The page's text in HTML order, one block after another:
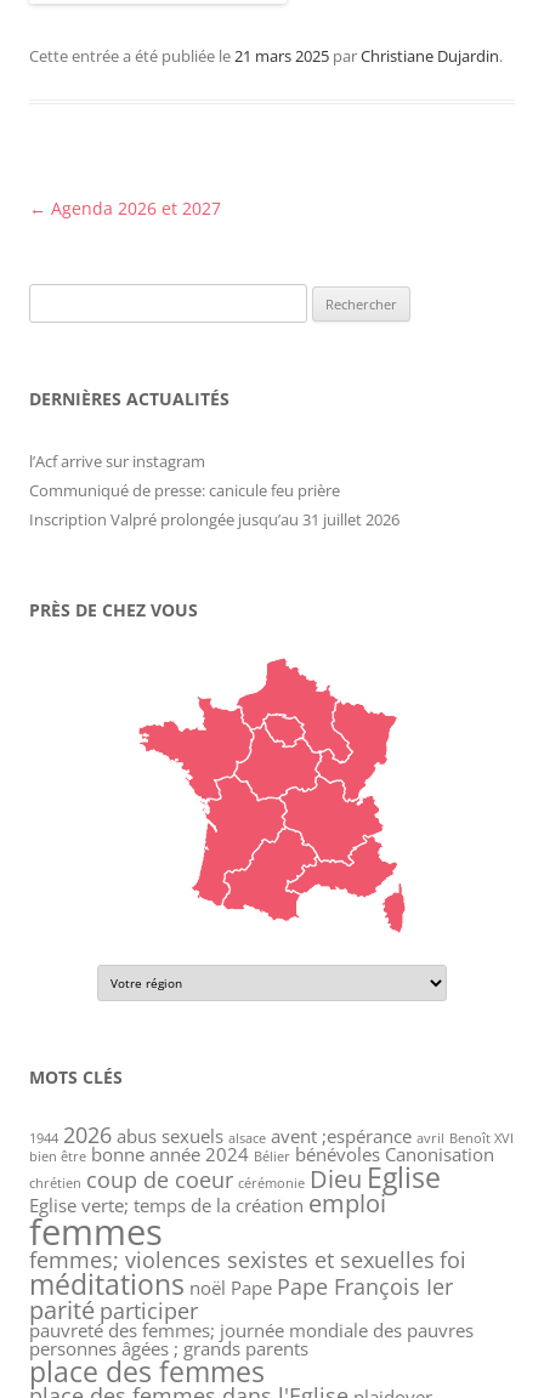
Cette entrée a été publiée le21 mars 2025 parChristiane Dujardin.
Navigation
← Agenda 2026 et 2027
DERNIÈRES ACTUALITÉS
l’Acf arrive sur instagram
Communiqué de presse: canicule feu prière
Inscription Valpré prolongée jusqu’au 31 juillet 2026
PRÈS DE CHEZ VOUS
MOTS CLÉS
1944 2026 abus sexuels alsace avent ;espérance avril Benoît XVI
bien être bonne année 2024 Bélier bénévoles Canonisation
chrétien coup de coeur cérémonie Dieu Eglise
Eglise verte; temps de la création emploi
femmes
femmes; violences sexistes et sexuelles foi
méditations noël Pape Pape François Ier
parité participer
pauvreté des femmes; journée mondiale des pauvres
personnes âgées ; grands parents
place des femmes